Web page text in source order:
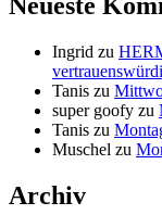
Ingrid zu
Tanis zu
super goofy zu
Tanis zu
Muschel zu
Archiv